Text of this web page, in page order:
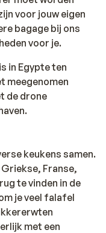
voor jouw eigen
bagage bij ons
voor je.
in Egypte ten
meegenomen
de drone
keukens samen.
Franse,
te vinden in de
je veel falafel
met een